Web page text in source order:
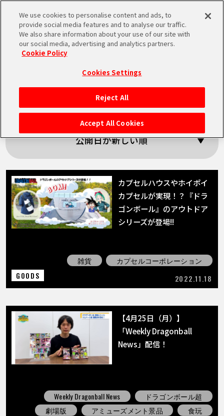
MEN
HOME
NEWS
RANKING
MOVIE
COLUMNS
LANGUAGE
JP
EN FR DE ES
「雑貨」の検索結果
公開日が新しい順
カプセルハウスやホイポイ
カプセルが実現！？『ドラ
ゴンボール』のアウトドア
シリーズが登場!!
雑貨
カプセルコーポレーション
GOODS
2022.11.18
【4月25日（月）】
「Weekly Dragonball
News」配信！
Weekly Dragonball News
ドラゴンボール超
劇場版
アミューズメント景品
食玩
We use cookies to personalise content and ads, to
provide social media features and to analyse our traffic.
We also share information about your use of our site with
our social media, advertising and analytics partners.
Cookie Policy
Cookies Settings
Reject All
Accept All Cookies